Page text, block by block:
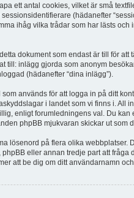
ett antal cookies, vilket är små
(hädanefter
ihåg vilka trådar som har lästs och
dokument som endast är till för att
inlägg gjorda som anonym
(hädanefter “dina inlägg”).
används för att logga in på ditt
i landet som vi finns i. All
enligt forumledningens val. Du
phpBB mjukvaran skickar ut som
lösenord på flera olika webbplatser.
eller annan tredje part att
att be dig om ditt användarnamn